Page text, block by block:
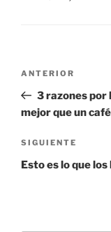
entradas
Entrada
anterior:
ANTERIOR
3 razones por
mejor que un café
Siguiente
entrada
SIGUIENTE
Esto es lo que